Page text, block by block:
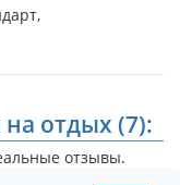
вода, душевые с
на территории
людей в
домиками с
которых
внутренняя
отдых (7):
отзывы.